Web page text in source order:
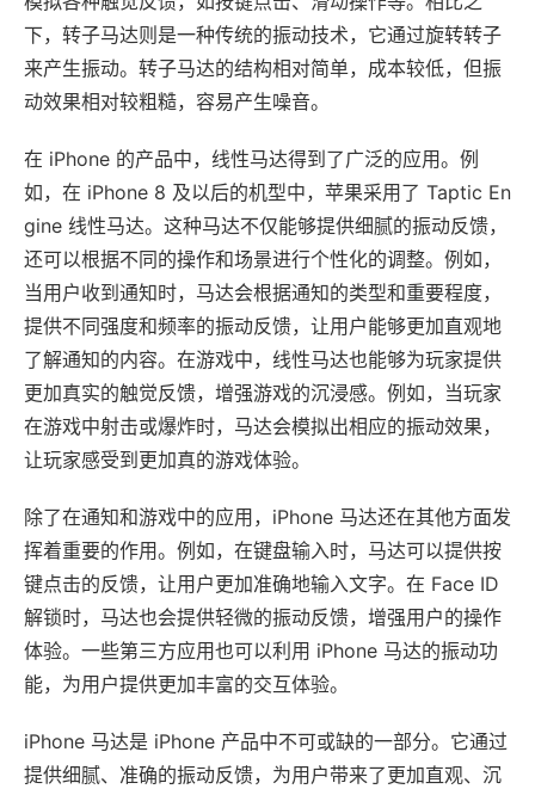
下，转子马达则是一种传统的振动技术，它通过旋转转子
来产生振动。转子马达的结构相对简单，成本较低，但振
动效果相对较粗糙，容易产生噪音。
在 iPhone 的产品中，线性马达得到了广泛的应用。例
如，在 iPhone 8 及以后的机型中，苹果采用了 Taptic En
gine 线性马达。这种马达不仅能够提供细腻的振动反馈，
还可以根据不同的操作和场景进行个性化的调整。例如，
当用户收到通知时，马达会根据通知的类型和重要程度，
提供不同强度和频率的振动反馈，让用户能够更加直观地
了解通知的内容。在游戏中，线性马达也能够为玩家提供
更加真实的触觉反馈，增强游戏的沉浸感。例如，当玩家
在游戏中射击或爆炸时，马达会模拟出相应的振动效果，
让玩家感受到更加真的游戏体验。
除了在通知和游戏中的应用，iPhone 马达还在其他方面发
挥着重要的作用。例如，在键盘输入时，马达可以提供按
键点击的反馈，让用户更加准确地输入文字。在 Face ID
解锁时，马达也会提供轻微的振动反馈，增强用户的操作
体验。一些第三方应用也可以利用 iPhone 马达的振动功
能，为用户提供更加丰富的交互体验。
iPhone 马达是 iPhone 产品中不可或缺的一部分。它通过
提供细腻、准确的振动反馈，为用户带来了更加直观、沉